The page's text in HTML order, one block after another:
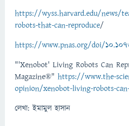
https://wyss.harvard.edu/news/
robots-that-can-reproduce/
https://www.pnas.org/doi/
"'Xenobot' Living Robots Can
Magazine®" https://www.the-
opinion/xenobot-living-robots-
লেখা: ইমামুল হাসান